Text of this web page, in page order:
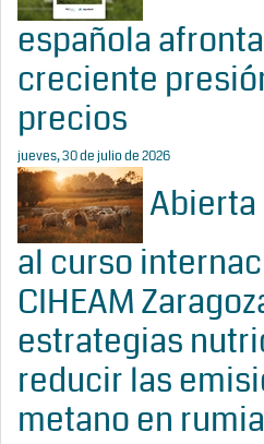
española
creciente
precios
jueves, 30 de julio de 2026
al curso
CIHEAM
estrategias
reducir las
metano en